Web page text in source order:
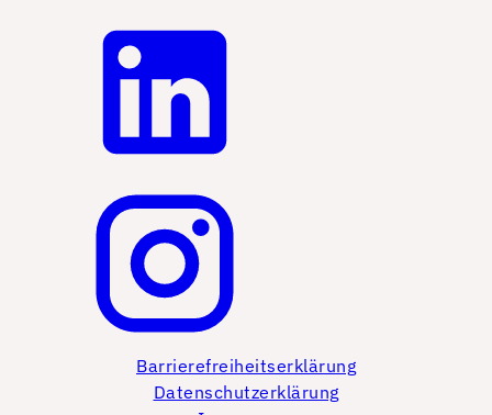
Barrierefreiheitserklärung
Datenschutzerklärung